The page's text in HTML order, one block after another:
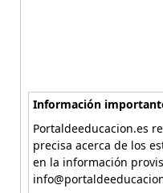
Información
Portaldeeducacion.es
precisa acerca de los
en la información